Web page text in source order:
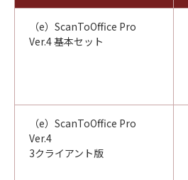
（e）ScanToOffice Pro
Ver.4 基本セット
（e）ScanToOffice Pro
Ver.4
3クライアント版